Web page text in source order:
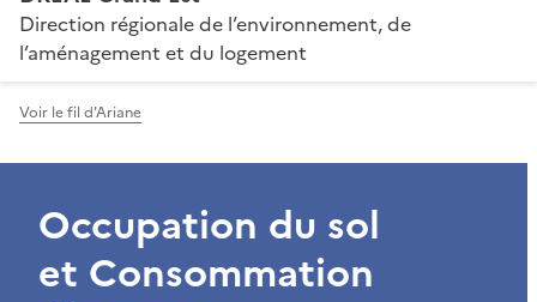
Direction régionale de l’environnement, de
l’aménagement et du logement
Voir le fil d'Ariane
Occupation du sol
et Consommation